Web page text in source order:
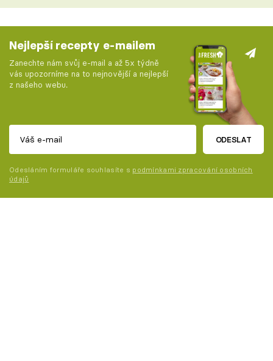
Nejlepší recepty e-mailem
Zanechte nám svůj e-mail a až 5x týdně
vás upozorníme na to nejnovější a nejlepší
z našeho webu.
ODESLAT
Odesláním formuláře souhlasíte s podmínkami zpracování osobních
údajů